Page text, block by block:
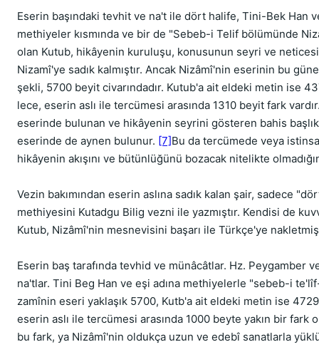
Eserin başındaki tevhit ve na't ile dört halife, Tini-Bek Han
methiyeler kısmında ve bir de "Sebeb-i Telif bölümünde
olan Kutub, hikâyenin kuruluşu, konusunun seyri ve neticesi
Nizamî'ye sadık kalmıştır. Ancak Nizâmî'nin eserinin bu
şekli, 5700 beyit civarındadır. Kutub'a ait eldeki metin ise
lece, eserin aslı ile tercümesi arasında 1310 beyit fark
eserinde bulunan ve hikâyenin seyrini göste­ren bahis
eserinde de aynen bulunur. [7]Bu da tercümede veya
hikâyenin akışını ve bütünlüğünü bozacak nitelikte
Vezin bakımından eserin aslına sadık kalan şair, sadece
methiyesini Kutadgu Bilig vezni ile yazmıştır. Kendisi de
Kutub, Nizâmî'nin mesnevisini başarı ile Türkçe'ye
Eserin baş tarafında tevhid ve münâcâtlar. Hz. Peygamber
na'tlar. Tini Beg Han ve eşi adına methi­yelerle "sebeb-i
zamînin eseri yaklaşık 5700, Kutb'a ait eldeki metin ise
eserin aslı ile tercümesi arasında 1000 beyte yakın bir fark
bu fark, ya Nizâmî'nin oldukça uzun ve edebî sanatlarla